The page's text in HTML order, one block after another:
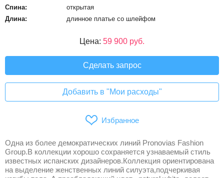
Спина:
открытая
Длина:
длинное платье со шлейфом
Цена: 59 900 руб.
Сделать запрос
Добавить в "Мои расходы"
Избранное
Одна из более демократических линий Pronovias Fashion
Group.В коллекции хорошо сохраняется узнаваемый стиль
известных испанских дизайнеров.Коллекция ориентирована
на выделение женственных линий силуэта,подчеркивая